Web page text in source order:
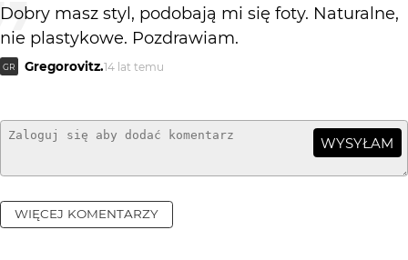
Dobry masz styl, podobają mi się foty. Naturalne,
nie plastykowe. Pozdrawiam.
GR Gregorovitz.14 lat temu
WYSYŁAM
WIĘCEJ KOMENTARZY